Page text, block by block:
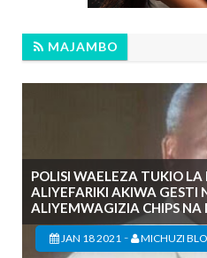
MAJAMBO
POLISI WAELEZA TUKIO
ALIYEFARIKI AKIWA GESTI
ALIYEMWAGIZIA CHIPS NA
JAN 18 2021 - MICHUZI